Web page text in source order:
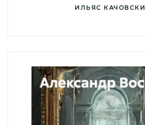
ИЛЬЯС КАЧОВСКИ